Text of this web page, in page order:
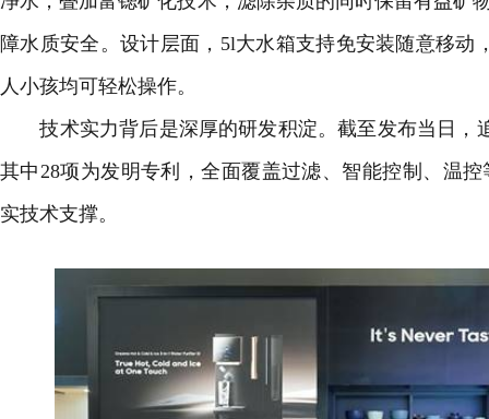
障水质安全。设计层面，5l大水箱支持免安装随意移动
人小孩均可轻松操作。
技术实力背后是深厚的研发积淀。截至发布当日，
其中28项为发明专利，全面覆盖过滤、智能控制、温
实技术支撑。